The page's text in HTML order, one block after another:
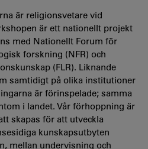
är religionsvetare vid
är ett nationellt projekt
med Nationellt Forum för
forskning (NFR) och
(FLR). Liknande
samtidigt på olika institutioner
är förinspelade; samma
i landet. Vår förhoppning är
skapas för att utveckla
kunskapsutbyten
mellan undervisning och